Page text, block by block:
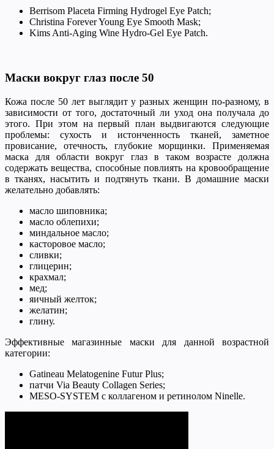
Berrisom Placeta Firming Hydrogel Eye Patch;
Christina Forever Young Eye Smooth Mask;
Kims Anti-Aging Wine Hydro-Gel Eye Patch.
Маски вокруг глаз после 50
Кожа после 50 лет выглядит у разных женщин по-разному, в
зависимости от того, достаточный ли уход она получала до
этого. При этом на первый план выдвигаются следующие
проблемы: сухость и истонченность тканей, заметное
провисание, отечность, глубокие морщинки. Применяемая
маска для области вокруг глаз в таком возрасте должна
содержать вещества, способные повлиять на кровообращение
в тканях, насытить и подтянуть ткани. В домашние маски
желательно добавлять:
масло шиповника;
масло облепихи;
миндальное масло;
касторовое масло;
сливки;
глицерин;
крахмал;
мед;
яичный желток;
желатин;
глину.
Эффективные магазинные маски для данной возрастной
категории:
Gatineau Melatogenine Futur Plus;
патчи Via Beauty Collagen Series;
MESO-SYSTEM с коллагеном и ретинолом Ninelle.